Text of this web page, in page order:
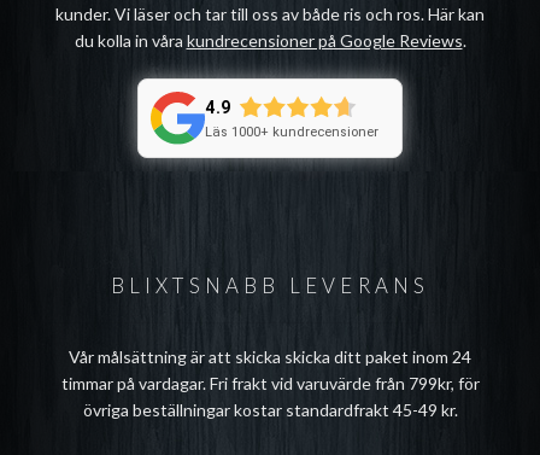
BLIXTSNABB LEVERANS
Vår målsättning är att skicka skicka ditt paket inom 24
timmar på vardagar. Fri frakt vid varuvärde från 799kr, för
övriga beställningar kostar standardfrakt 45-49 kr.
kunder. Vi läser och tar till oss av både ris och ros. Här kan
du kolla in våra kundrecensioner på Google Reviews.
4.9
Läs 1000+ kundrecensioner